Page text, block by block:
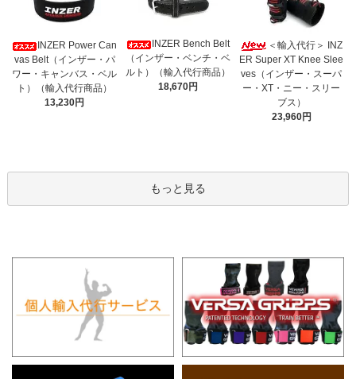
INZER Power Can
vas Belt（インザー・パ
ワー・キャンバス・ベル
ト）（輸入代行商品）
13,230円
INZER Bench Belt
（インザー・ベンチ・ベ
ルト）（輸入代行商品）
18,670円
＜輸入代行＞ INZ
ER Super XT Knee Slee
ves（インザー・スーパ
ー・XT・ニー・スリー
ブス）
23,960円
もっと見る